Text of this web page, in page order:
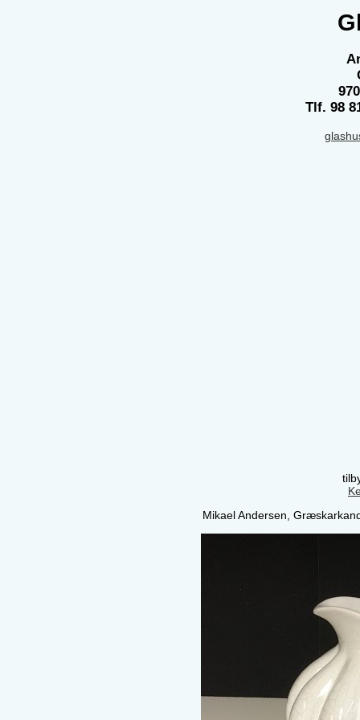
Tlf. 98
Mikael Andersen,